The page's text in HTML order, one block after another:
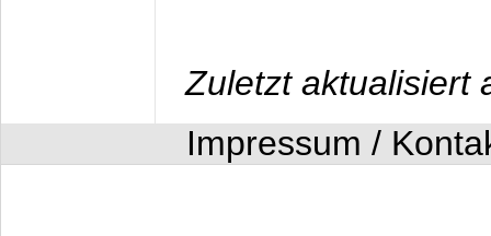
Zuletzt aktualisiert
Impressum /